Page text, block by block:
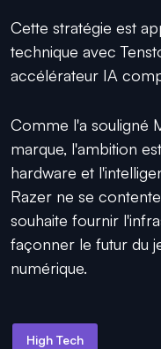
Cette stratégie est
technique avec
accélérateur IA
Comme l'a souligné
marque, l'ambition
hardware et
Razer ne se
souhaite fournir
façonner le futur du
numérique.
High Tech